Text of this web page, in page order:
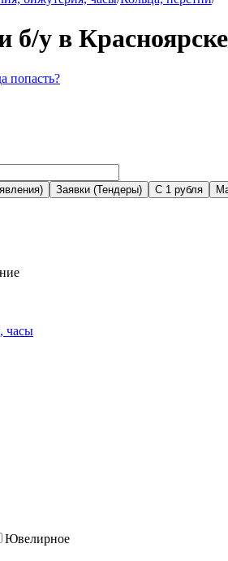
б/у в Красноярске
попасть?
Заявки (Тендеры) С 1 рубля
часы
Ювелирное